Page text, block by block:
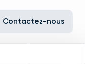
Contactez-nous